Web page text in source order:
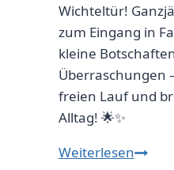
Wichteltür!
zum Eingang in
kleine
Überraschungen
freien Lauf und
Alltag! 🌟✨
WeiterlesenWie